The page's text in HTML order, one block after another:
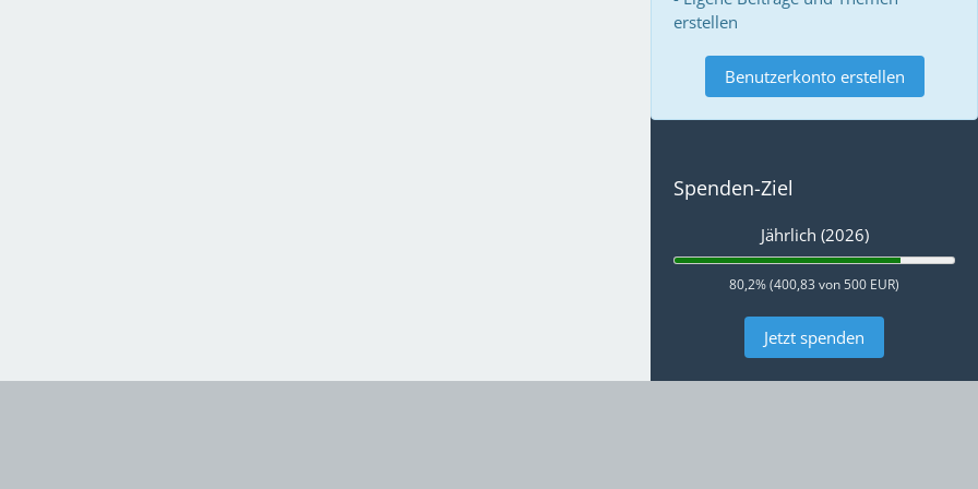
erstellen
Benutzerkonto erstellen
Spenden-Ziel
Jährlich (2026)
80,2% (400,83 von 500 EUR)
Jetzt spenden